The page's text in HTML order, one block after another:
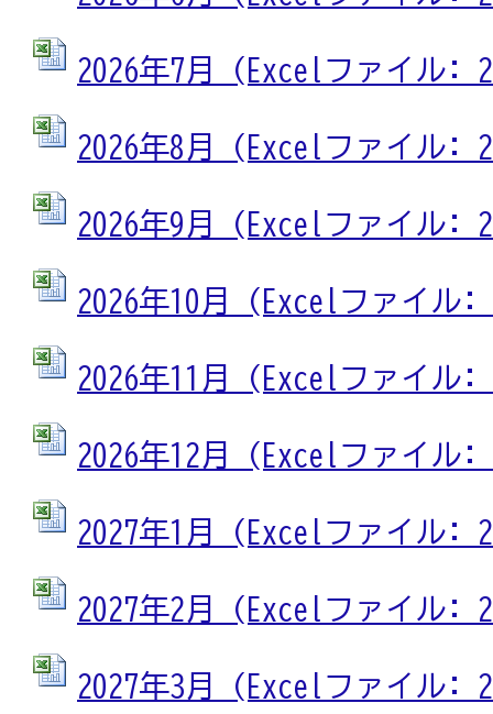
2026年7月 (Excelファイル:
2026年8月 (Excelファイル:
2026年9月 (Excelファイル:
2026年10月 (Excelファイル:
2026年11月 (Excelファイル:
2026年12月 (Excelファイル:
2027年1月 (Excelファイル:
2027年2月 (Excelファイル:
2027年3月 (Excelファイル: